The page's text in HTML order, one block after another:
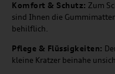
Komfort & Schutz: Zum
sind Ihnen die
behilflich.
Pflege & Flüssigkeiten:
kleine Kratzer beinahe